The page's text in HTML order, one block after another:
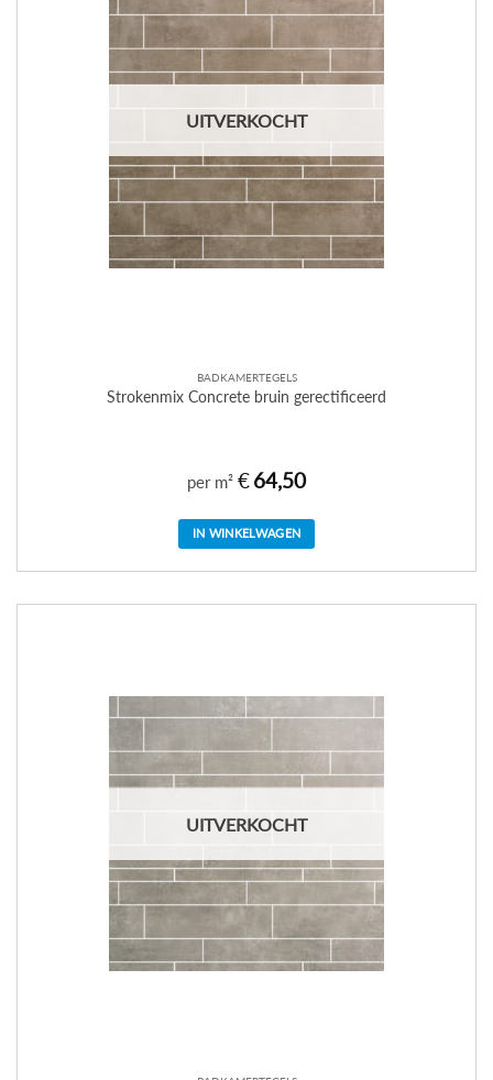
UITVERKOCHT
BADKAMERTEGELS
Strokenmix Concrete bruin gerectificeerd
per m² €64,50
IN WINKELWAGEN
UITVERKOCHT